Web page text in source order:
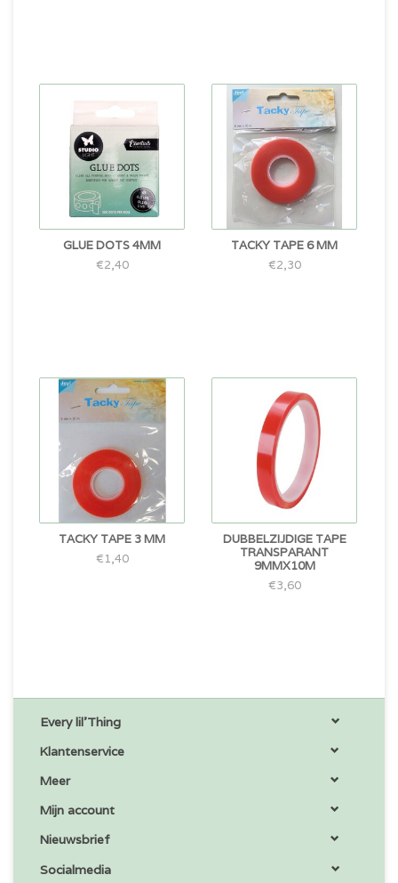
GLUE DOTS 4MM
€2,40
TACKY TAPE 6 MM
€2,30
TACKY TAPE 3 MM
€1,40
DUBBELZIJDIGE TAPE
TRANSPARANT
9MMX10M
€3,60
Every lil'Thing
Klantenservice
Meer
Mijn account
Nieuwsbrief
Socialmedia